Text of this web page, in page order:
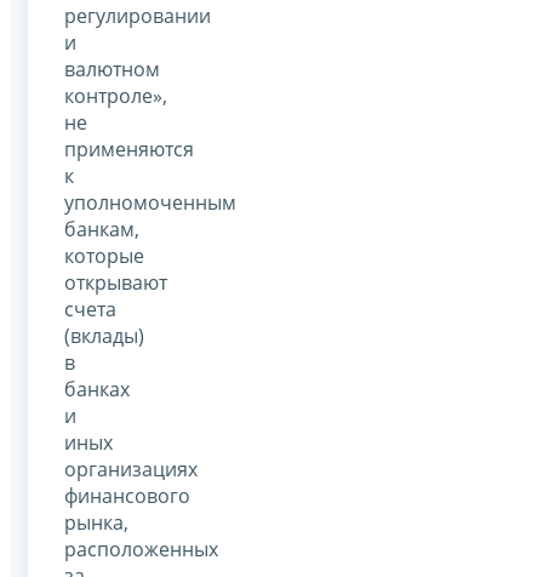
регулировании
и
валютном
контроле»,
не
применяются
к
уполномоченным
банкам,
которые
открывают
счета
(вклады)
в
банках
и
иных
организациях
финансового
рынка,
расположенных